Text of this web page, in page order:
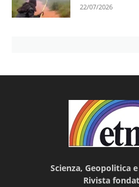
22/07/2026
Scienza, Geopolitica
Rivista